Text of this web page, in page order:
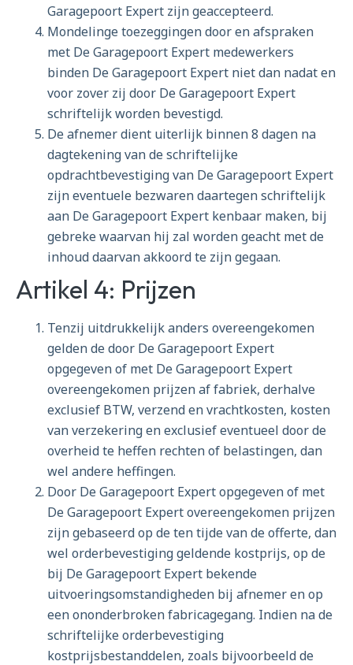
Garagepoort Expert zijn geaccepteerd.
Mondelinge toezeggingen door en afspraken
met De Garagepoort Expert medewerkers
binden De Garagepoort Expert niet dan nadat en
voor zover zij door De Garagepoort Expert
schriftelijk worden bevestigd.
De afnemer dient uiterlijk binnen 8 dagen na
dagtekening van de schriftelijke
opdrachtbevestiging van De Garagepoort Expert
zijn eventuele bezwaren daartegen schriftelijk
aan De Garagepoort Expert kenbaar maken, bij
gebreke waarvan hij zal worden geacht met de
inhoud daarvan akkoord te zijn gegaan.
Artikel 4: Prijzen
Tenzij uitdrukkelijk anders overeengekomen
gelden de door De Garagepoort Expert
opgegeven of met De Garagepoort Expert
overeengekomen prijzen af fabriek, derhalve
exclusief BTW, verzend en vrachtkosten, kosten
van verzekering en exclusief eventueel door de
overheid te heffen rechten of belastingen, dan
wel andere heffingen.
Door De Garagepoort Expert opgegeven of met
De Garagepoort Expert overeengekomen prijzen
zijn gebaseerd op de ten tijde van de offerte, dan
wel orderbevestiging geldende kostprijs, op de
bij De Garagepoort Expert bekende
uitvoeringsomstandigheden bij afnemer en op
een ononderbroken fabricagegang. Indien na de
schriftelijke orderbevestiging
kostprijsbestanddelen, zoals bijvoorbeeld de